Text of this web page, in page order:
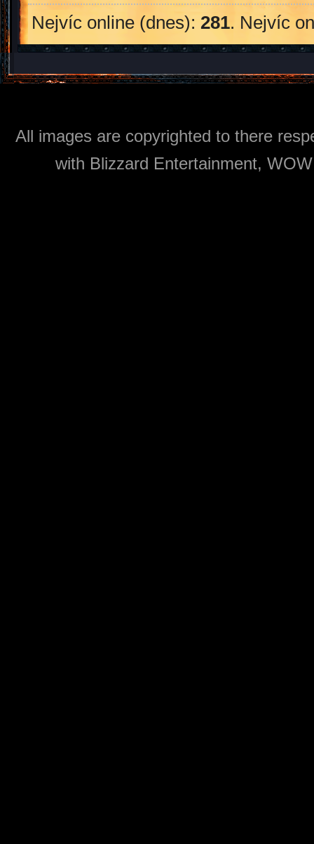
Nejvíc online (dnes): 281. Nejvíc
All images are copyrighted to there
with Blizzard Entertainment,